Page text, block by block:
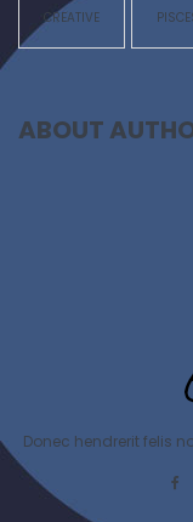
CREATIVE
ABOUT
Donec hendrerit felis